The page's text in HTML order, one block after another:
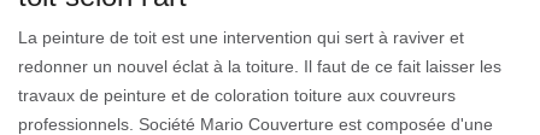
La peinture de toit est une intervention qui sert à raviver et
redonner un nouvel éclat à la toiture. Il faut de ce fait laisser les
travaux de peinture et de coloration toiture aux couvreurs
professionnels. Société Mario Couverture est composée d'une